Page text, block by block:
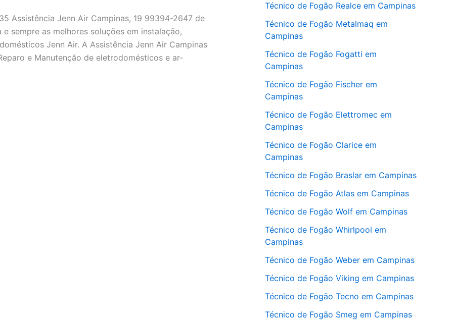
Assistência Jenn Air Campinas, 19 99394-2647 de
sempre as melhores soluções em instalação,
Jenn Air. A Assistência Jenn Air Campinas
e Manutenção de eletrodomésticos e ar-
Técnico de Fogão Realce em Campinas
Técnico de Fogão Metalmaq em
Campinas
Técnico de Fogão Fogatti em
Campinas
Técnico de Fogão Fischer em
Campinas
Técnico de Fogão Elettromec em
Campinas
Técnico de Fogão Clarice em
Campinas
Técnico de Fogão Braslar em Campinas
Técnico de Fogão Atlas em Campinas
Técnico de Fogão Wolf em Campinas
Técnico de Fogão Whirlpool em
Campinas
Técnico de Fogão Weber em Campinas
Técnico de Fogão Viking em Campinas
Técnico de Fogão Tecno em Campinas
Técnico de Fogão Smeg em Campinas